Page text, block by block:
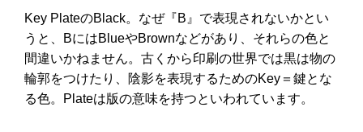
Key PlateのBlack。なぜ『B』で表現されないかとい
うと、BにはBlueやBrownなどがあり、それらの色と
間違いかねません。古くから印刷の世界では黒は物の
輪郭をつけたり、陰影を表現するためのKey＝鍵とな
る色。Plateは版の意味を持つといわれています。